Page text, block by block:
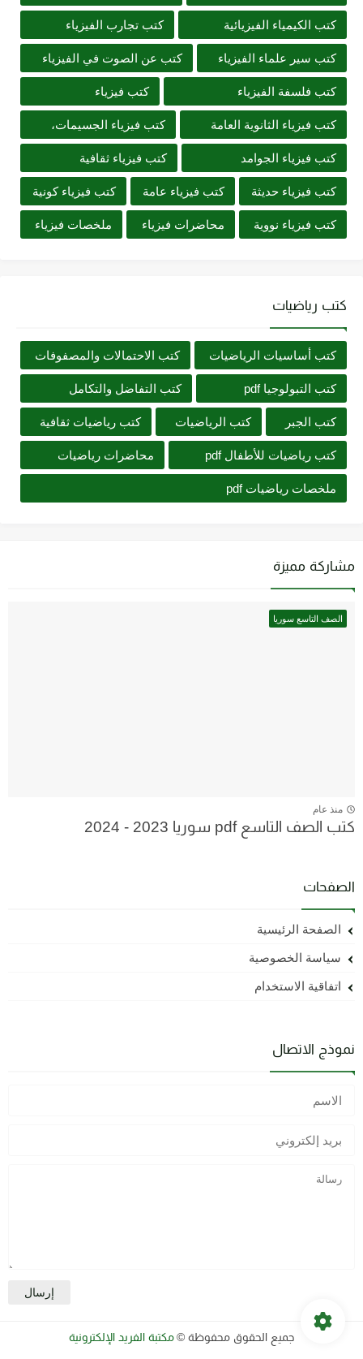
كتب الكيمياء الفيزيائية كتب تجارب الفيزياء
كتب سير علماء الفيزياء كتب عن الصوت في الفيزياء
كتب فلسفة الفيزياء كتب فيزياء
كتب فيزياء الثانوية العامة كتب فيزياء الجسيمات،
كتب فيزياء الجوامد كتب فيزياء ثقافية
كتب فيزياء حديثة كتب فيزياء عامة كتب فيزياء كونية
كتب فيزياء نووية محاضرات فيزياء ملخصات فيزياء
كتب رياضيات
كتب أساسيات الرياضيات كتب الاحتمالات والمصفوفات
كتب التبولوجيا pdf كتب التفاضل والتكامل
كتب الجبر كتب الرياضيات كتب رياضيات ثقافية
كتب رياضيات للأطفال pdf محاضرات رياضيات
ملخصات رياضيات pdf
مشاركة مميزة
الصف التاسع سوريا
منذ عام
كتب الصف التاسع pdf سوريا 2023 - 2024
الصفحات
الصفحة الرئيسية
سياسة الخصوصية
اتفاقية الاستخدام
نموذج الاتصال
جميع الحقوق محفوظة ©مكتبة الفريد الإلكترونية